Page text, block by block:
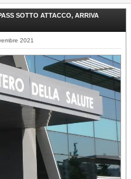
SOTTO ATTACCO, ARRIVA
2021